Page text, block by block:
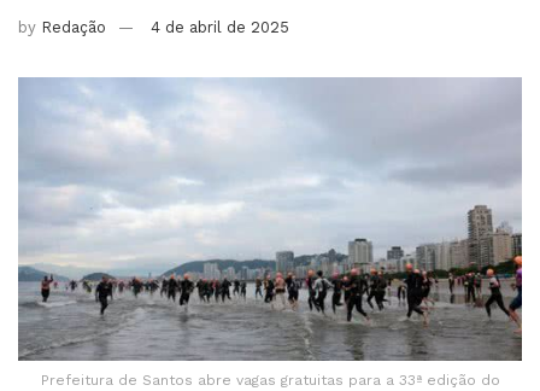
by Redação 4 de abril de 2025
Prefeitura de Santos abre vagas gratuitas para a 33ª edição do